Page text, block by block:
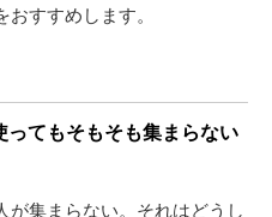
すすめします。
てもそもそも集まらない
集まらない。それはどうし